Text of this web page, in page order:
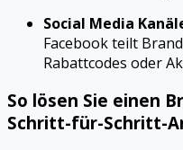
Social Media
Facebook teilt
Rabattcodes oder
So lösen Sie einen
Schritt-für-Schritt-